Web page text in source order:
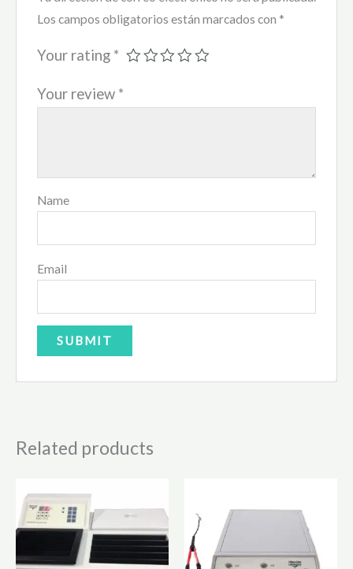
Los campos obligatorios están marcados con *
Your rating *
Your review *
Name
Email
Related products